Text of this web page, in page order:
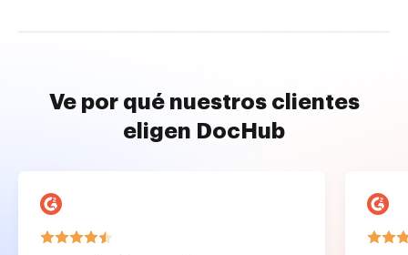
Ve por qué nuestros clientes
eligen DocHub